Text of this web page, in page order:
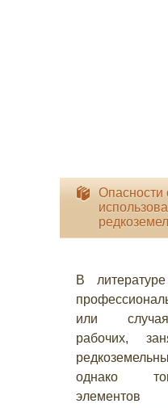
Опасности
В
или
рабочих,
однако